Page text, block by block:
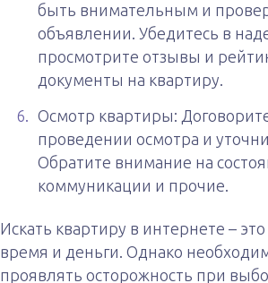
быть внимательным и
объявлении. Убедитесь в
просмотрите отзывы и
документы на квартиру.
Осмотр квартиры:
проведении осмотра и
Обратите внимание на
коммуникации и прочие.
Искать квартиру в интернете –
время и деньги. Однако
проявлять осторожность при